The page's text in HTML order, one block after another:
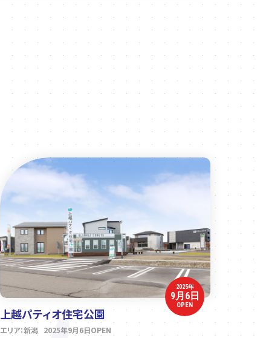
2025年
9月6日
OPEN
上越パティオ住宅公園
エリア：新潟 2025年9月6日OPEN